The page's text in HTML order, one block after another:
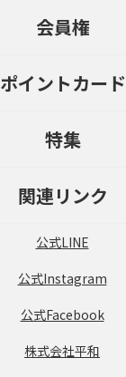
会員権
ポイントカード
特集
関連リンク
公式LINE
公式Instagram
公式Facebook
株式会社平和